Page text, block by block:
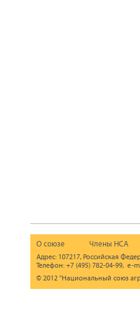
О союзе Члены НСА
Адрес: 107217, Российская
Телефон: +7 (495) 782-04-99, e-
© 2012 "Национальный союз